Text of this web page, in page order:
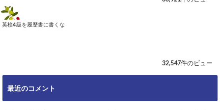
英検4級を履歴書に書くな
32,547件のビュー
最近のコメント